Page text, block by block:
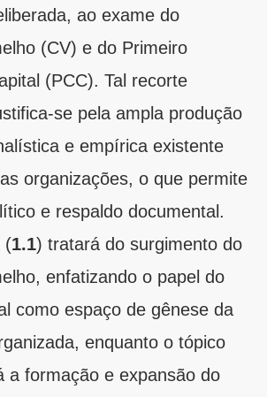
ao exame do
(CV) e do Primeiro
(PCC). Tal recorte
se pela ampla produção
e empírica existente
organizações, o que permite
e respaldo documental.
(1.1) tratará do surgimento do
enfatizando o papel do
como espaço de gênese da
enquanto o tópico
a formação e expansão do